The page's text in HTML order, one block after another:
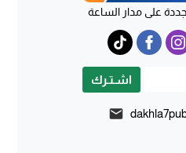
على مدار الساعة
اشـتـرك